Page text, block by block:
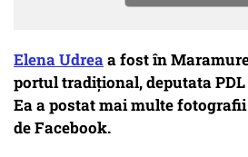
Elena Udreaa fost în
portul tradițional, deputata
Ea a postat mai multe
de Facebook.